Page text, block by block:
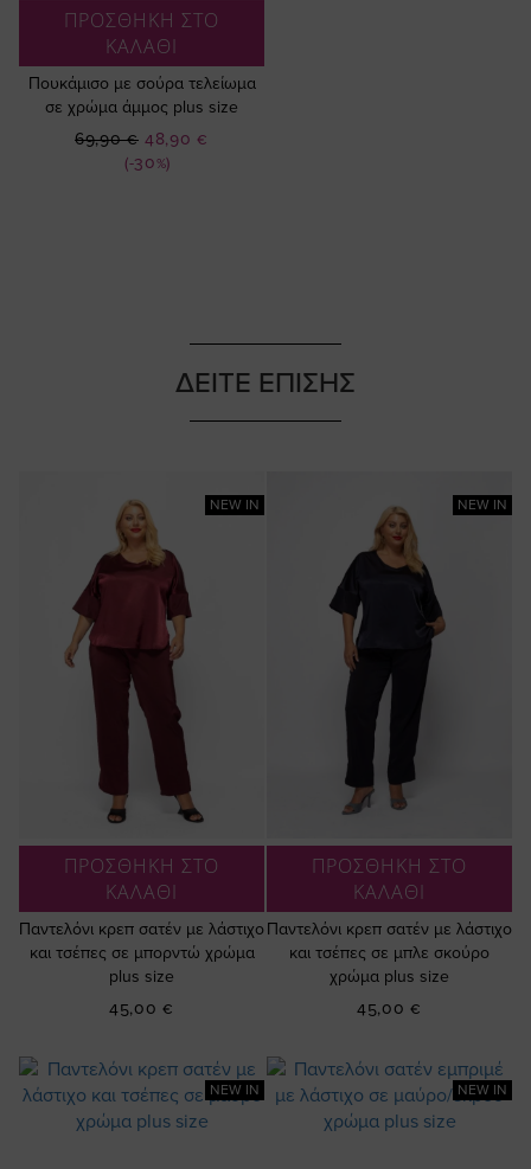
ΠΡΟΣΘΗΚΗ ΣΤΟ
ΚΑΛΑΘΙ
Πουκάμισο με σούρα τελείωμα
σε χρώμα άμμος plus size
(-30%)
Ειδική
Τιμή
48,90 €
69,90 €
NEW IN
ΠΡΟΣΘΗΚΗ ΣΤΟ
ΚΑΛΑΘΙ
Παντελόνι κρεπ σατέν με λάστιχο
και τσέπες σε μπορντώ χρώμα
plus size
45,00 €
NEW IN
ΠΡΟΣΘΗΚΗ ΣΤΟ
ΚΑΛΑΘΙ
Παντελόνι κρεπ σατέν με λάστιχο
και τσέπες σε μπλε σκούρο
χρώμα plus size
45,00 €
NEW IN NEW IN
ΔΕΙΤΕ ΕΠΙΣΗΣ